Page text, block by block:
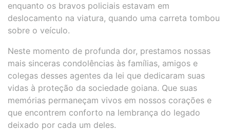
enquanto os bravos policiais estavam em
deslocamento na viatura, quando uma carreta tombou
sobre o veículo.
Neste momento de profunda dor, prestamos nossas
mais sinceras condolências às famílias, amigos e
colegas desses agentes da lei que dedicaram suas
vidas à proteção da sociedade goiana. Que suas
memórias permaneçam vivos em nossos corações e
que encontrem conforto na lembrança do legado
deixado por cada um deles.